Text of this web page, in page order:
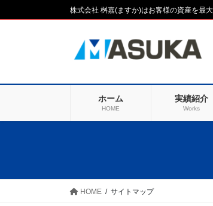
ン
ビ
移
株式会社 桝嘉(ますか)はお客様の資産を最
ホーム
HOME
実績紹介
Works
HOME サイトマップ